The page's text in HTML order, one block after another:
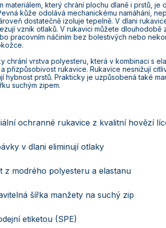
materiálem, který chrání plochu dlaně i prstů, je
kůže odolává mechanickému namáhání,
dostatečně izoluje tepelně. V dlani
vznik otlaků. V rukavici můžete dlouhodobě
pracovním náčiním bez bolestivých nebo
chrání vrstva polyesteru, která v kombinaci s
přizpůsobivost rukavice. Rukavice nesnižují
hybnost prstů. Prakticky je uzpůsobená také
suchým zipem.
ochranné rukavice z kvalitní hovězí
v dlani eliminují otlaky
z modrého polyesteru a elastanu
šířka manžety na suchý zip
etiketou (SPE)